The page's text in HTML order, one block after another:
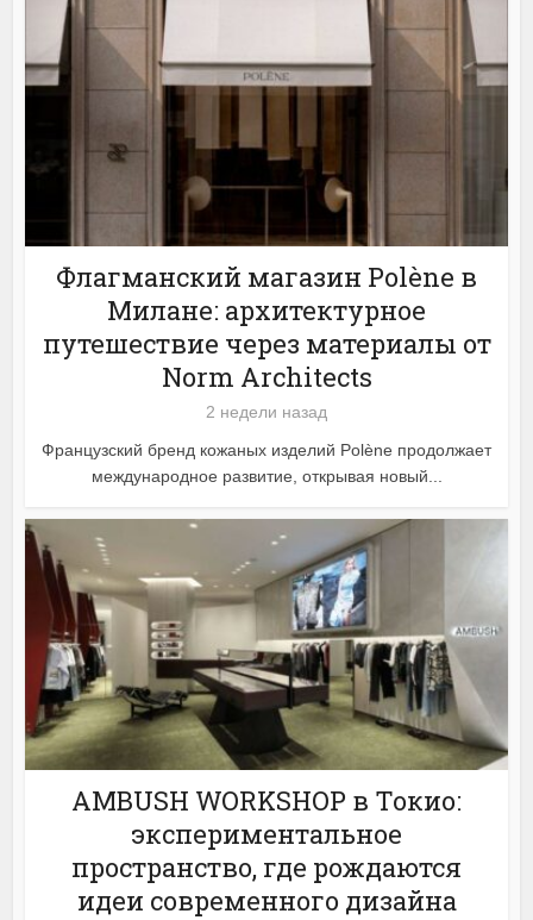
Флагманский магазин Polène в
Милане: архитектурное
путешествие через материалы от
Norm Architects
2 недели назад
Французский бренд кожаных изделий Polène продолжает
международное развитие, открывая новый...
AMBUSH WORKSHOP в Токио:
экспериментальное
пространство, где рождаются
идеи современного дизайна